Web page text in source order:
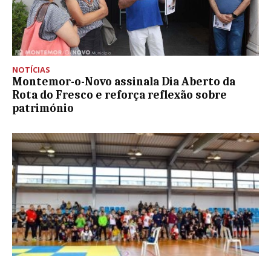
NOTÍCIAS
Montemor-o-Novo assinala Dia Aberto da
Rota do Fresco e reforça reflexão sobre
património